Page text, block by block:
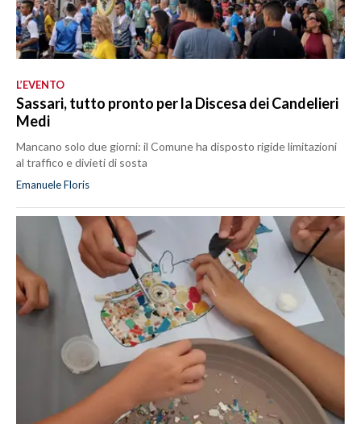
L’EVENTO
Sassari, tutto pronto per la Discesa dei Candelieri
Medi
Mancano solo due giorni: il Comune ha disposto rigide limitazioni
al traffico e divieti di sosta
Emanuele Floris